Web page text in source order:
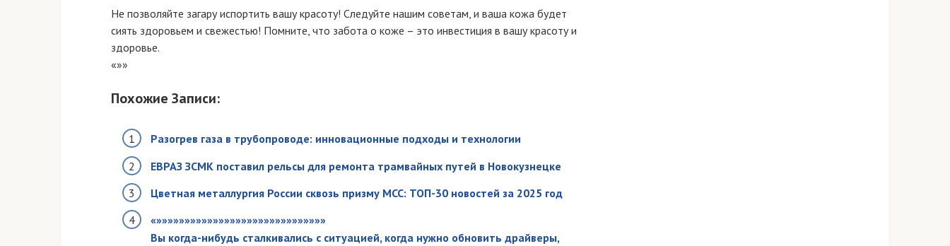
Не позволяйте загару испортить вашу красоту! Следуйте нашим советам, и ваша кожа будет
сиять здоровьем и свежестью! Помните, что забота о коже – это инвестиция в вашу красоту и
здоровье.
«»»
Похожие Записи:
Разогрев газа в трубопроводе: инновационные подходы и технологии
ЕВРАЗ ЗСМК поставил рельсы для ремонта трамвайных путей в Новокузнецке
Цветная металлургия России сквозь призму МСС: ТОП-30 новостей за 2025 год
«»»»»»»»»»»»»»»»»»»»»»»»»»»»»»»
Вы когда-нибудь сталкивались с ситуацией, когда нужно обновить драйверы,